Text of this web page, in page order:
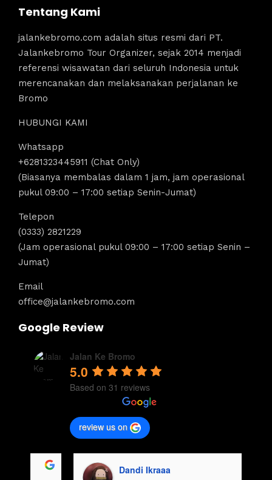
Tentang Kami
jalankebromo.com adalah situs resmi dari PT.
Jalankebromo Tour Organizer, sejak 2014 menjadi
referensi wisawatan dari seluruh Indonesia untuk
merencanakan dan melaksanakan perjalanan ke
Bromo
HUBUNGI KAMI
Whatsapp
+6281323445911 (Chat Only)
(Biasanya membalas dalam 1 jam, jam operasional
pukul 09:00 – 17:00 setiap Senin-Jumat)
Telepon
(0333) 2821229
(Jam operasional pukul 09:00 – 17:00 setiap Senin –
Jumat)
Email
office@jalankebromo.com
Google Review
Jalan Ke Bromo
5.0
Based on 31 reviews
review us on
aisyah usman